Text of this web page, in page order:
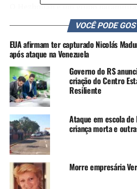
O Hezbollah é um grupo
1980 em meio aos conflitos do
vizinho, que começaram quando o
fundado, em 1947.
Apesar de anos de tensão e
semana passada com ataques
de Beqaa, no sul do Líbano,
pessoas, além de Hassan
do Hezbollah e o líder do Hamas,
Amin.
Em um discurso transmitido pela
morrer, Nasrallah afirmou que o
apoiar Gaza.
VOCÊ PODE
EUA afirmam ter capturado Nicolás
após ataque na Venezuela
Governo do RS
criação do Centro
Resiliente
Ataque em escola de
criança morta e
Morre empresária